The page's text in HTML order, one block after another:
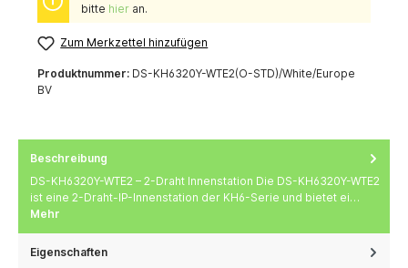
bitte hieran.
Zum Merkzettel hinzufügen
Produktnummer: DS-KH6320Y-WTE2(O-STD)/White/Europe
BV
Beschreibung
DS-KH6320Y-WTE2 – 2-Draht Innenstation Die DS-KH6320Y-WTE2
ist eine 2-Draht-IP-Innenstation der KH6-Serie und bietet ei…
Mehr
Eigenschaften